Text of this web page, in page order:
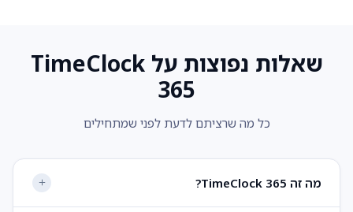
שאלות נפוצות על TimeClock
365
כל מה שרציתם לדעת לפני שמתחילים
מה זה TimeClock 365?